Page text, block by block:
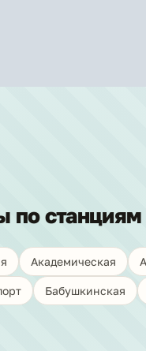
по
Академическая
Бабушкинская